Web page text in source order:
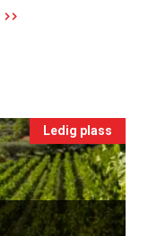
Ledig plass